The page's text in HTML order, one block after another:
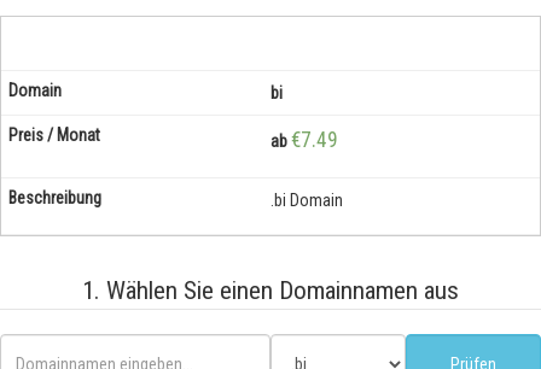
bi
ab€7.49
.bi Domain
1. Wählen Sie einen Domainnamen aus